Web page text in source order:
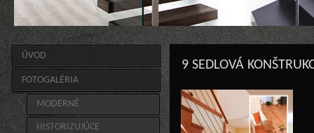
ÚVOD
FOTOGALÉRIA
MODERNÉ
HISTORIZUJÚCE
9 SEDLOVÁ